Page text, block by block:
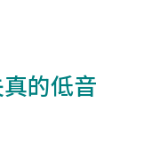
的低音